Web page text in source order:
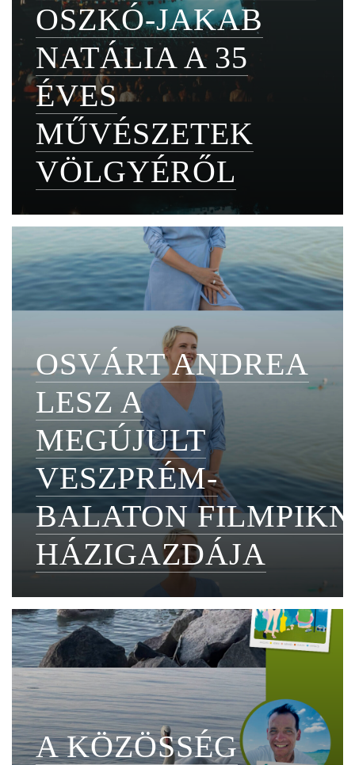
OSZKÓ-JAKAB
NATÁLIA A 35
ÉVES
MŰVÉSZETEK
VÖLGYÉRŐL
OSVÁRT ANDREA
LESZ A
MEGÚJULT
VESZPRÉM-
BALATON
HÁZIGAZDÁJA
A KÖZÖSSÉG